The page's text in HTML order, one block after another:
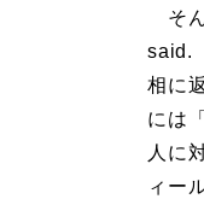
そん
said.
相に
には
人に
ィー